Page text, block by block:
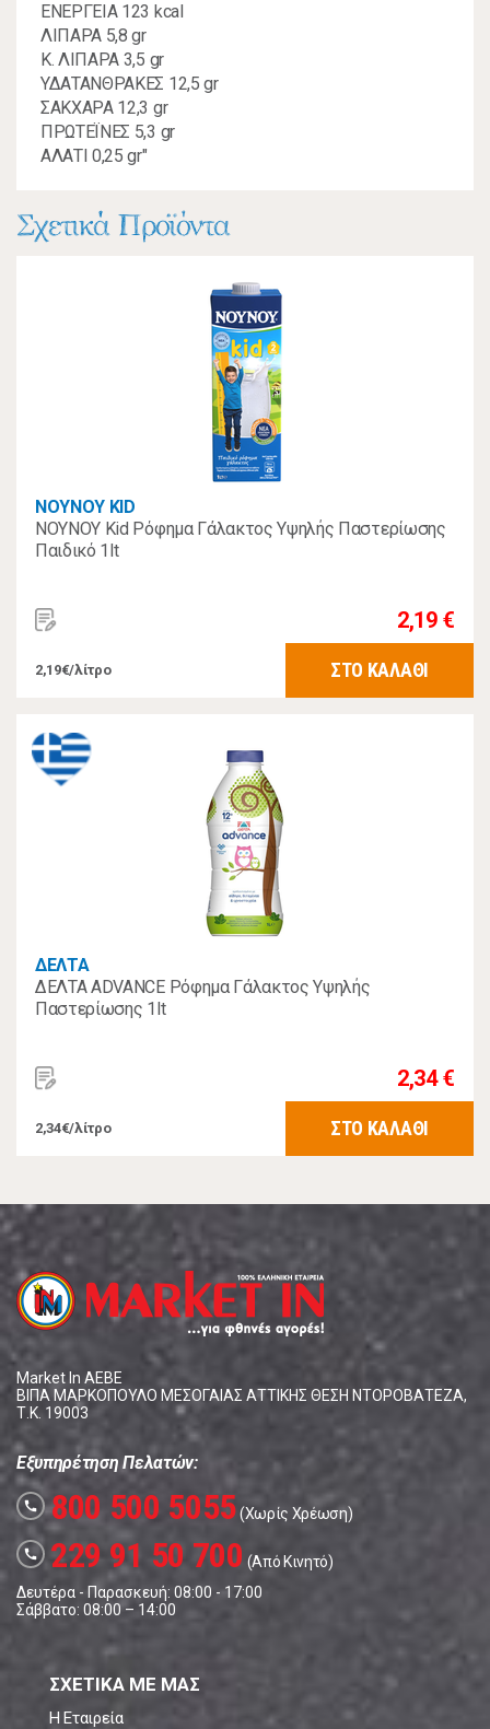
ΕΝΕΡΓΕΙΑ 123 kcal
ΛΙΠΑΡΑ 5,8 gr
Κ. ΛΙΠΑΡΑ 3,5 gr
ΥΔΑΤΑΝΘΡΑΚΕΣ 12,5 gr
ΣΑΚΧΑΡΑ 12,3 gr
ΠΡΩΤΕΪΝΕΣ 5,3 gr
ΑΛΑΤΙ 0,25 gr"
Σχετικά Προϊόντα
ΝΟΥΝΟΥ KID
ΝΟΥΝΟΥ Kid Ρόφημα Γάλακτος Υψηλής Παστερίωσης
Παιδικό 1lt
2,19 €
2,19€/λίτρο ΣΤΟ ΚΑΛΑΘΙ
ΔΕΛΤΑ
ΔΕΛΤΑ ADVANCE Ρόφημα Γάλακτος Υψηλής
Παστερίωσης 1lt
2,34 €
2,34€/λίτρο ΣΤΟ ΚΑΛΑΘΙ
Market In ΑΕΒΕ
ΒΙΠΑ ΜΑΡΚΟΠΟΥΛΟ ΜΕΣΟΓΑΙΑΣ ΑΤΤΙΚΗΣ ΘΕΣΗ ΝΤΟΡΟΒΑΤΕΖΑ,
Τ.Κ. 19003
Εξυπηρέτηση Πελατών:
call 800 500 5055(Χωρίς Χρέωση)
call 229 91 50 700 (Από Κινητό)
Δευτέρα - Παρασκευή: 08:00 - 17:00
Σάββατο: 08:00 – 14:00
ΣΧΕΤΙΚΑ ΜΕ ΜΑΣ
Η Εταιρεία